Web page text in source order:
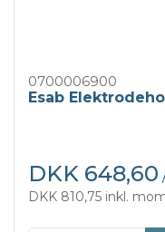
0700006900
Esab
DKK 648,60
DKK 810,75 inkl.